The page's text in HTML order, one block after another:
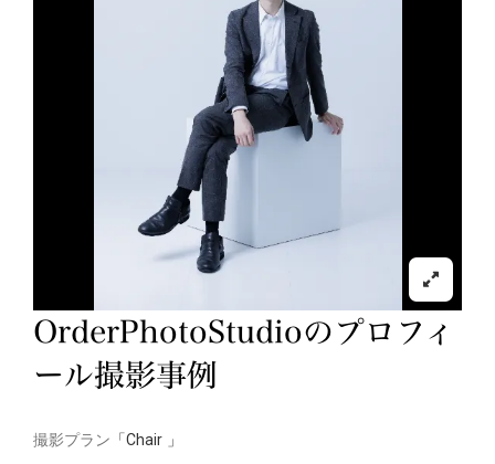
OrderPhotoStudioのプロフィ
ール撮影事例
撮影プラン 「Chair 」